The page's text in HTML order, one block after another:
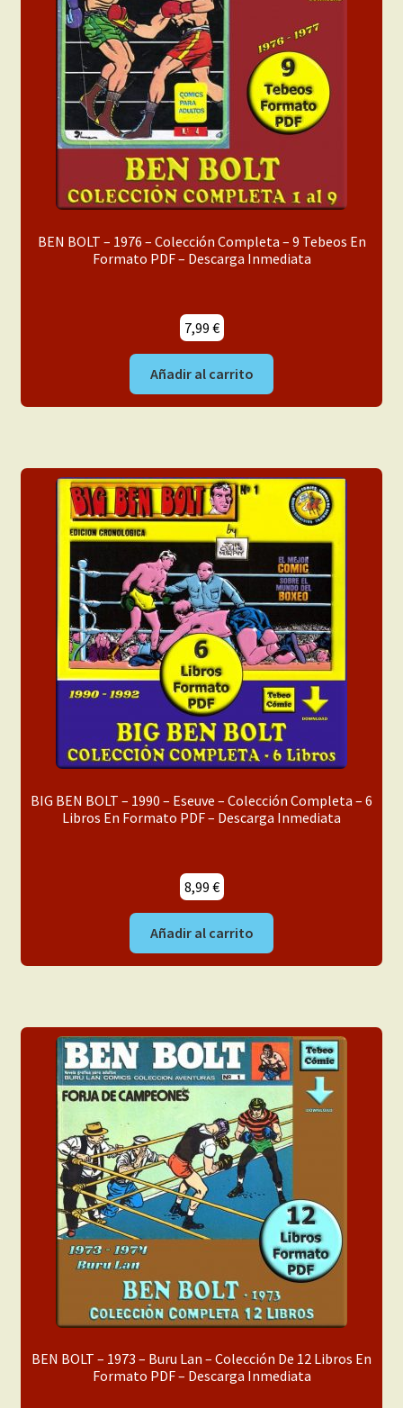
Mi cuenta
BEN BOLT – 1976 – Colección Completa – 9 Tebeos En
Formato PDF – Descarga Inmediata
7,99 €
Añadir al carrito
BIG BEN BOLT – 1990 – Eseuve – Colección Completa – 6
Libros En Formato PDF – Descarga Inmediata
8,99 €
Añadir al carrito
BEN BOLT – 1973 – Buru Lan – Colección De 12 Libros En
Formato PDF – Descarga Inmediata